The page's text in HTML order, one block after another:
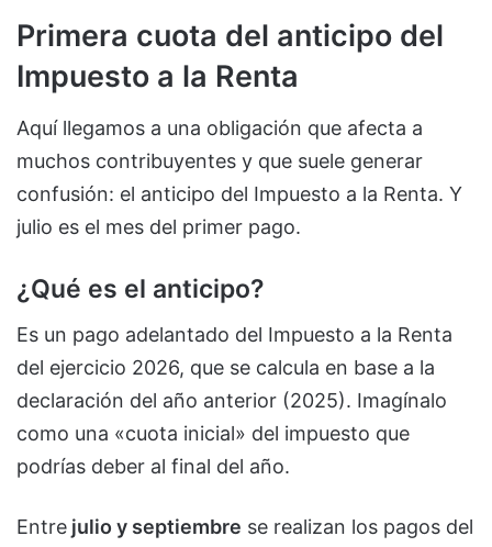
Primera cuota del anticipo del
Impuesto a la Renta
Aquí llegamos a una obligación que afecta a
muchos contribuyentes y que suele generar
confusión: el anticipo del Impuesto a la Renta. Y
julio es el mes del primer pago.
¿Qué es el anticipo?
Es un pago adelantado del Impuesto a la Renta
del ejercicio 2026, que se calcula en base a la
declaración del año anterior (2025). Imagínalo
como una «cuota inicial» del impuesto que
podrías deber al final del año.
Entre julio y septiembre se realizan los pagos del